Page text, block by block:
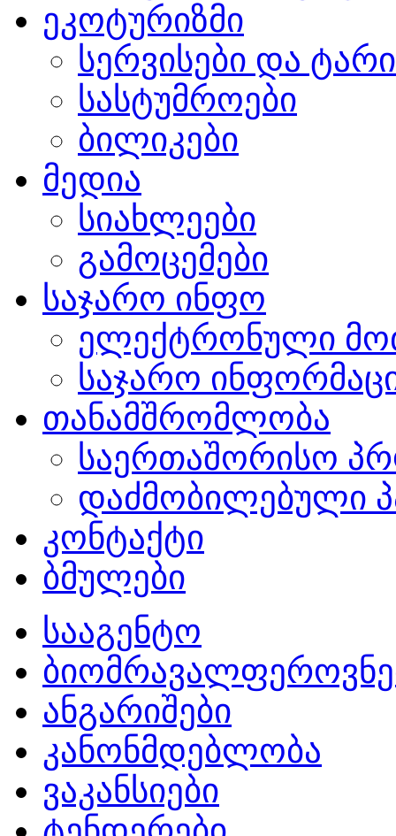
ეკოტურიზმი
სერვისები და
სასტუმროები
ბილიკები
მედია
სიახლეები
გამოცემები
საჯარო ინფო
ელექტრონული
საჯარო
თანამშრომლობა
საერთაშორისო
დაძმობილებული
კონტაქტი
ბმულები
სააგენტო
ანგარიშები
კანონმდებლობა
ვაკანსიები